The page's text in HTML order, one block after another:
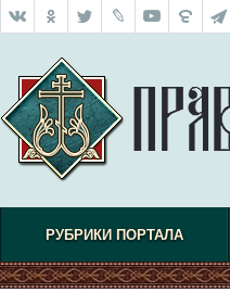
РУБРИКИ ПОРТАЛА